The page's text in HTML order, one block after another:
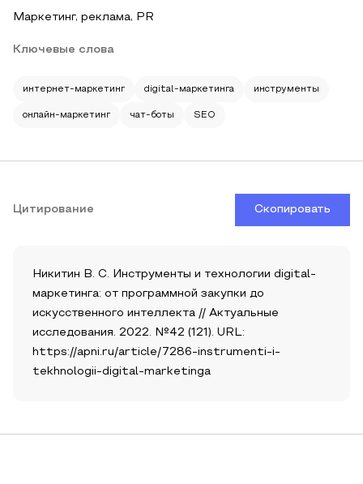
Маркетинг, реклама, PR
Ключевые слова
интернет-маркетинг digital-маркетинга инструменты
онлайн-маркетинг чат-боты SEO
Цитирование Скопировать
Никитин В. С. Инструменты и технологии digital-
маркетинга: от программной закупки до
искусственного интеллекта // Актуальные
исследования. 2022. №42 (121). URL:
https://apni.ru/article/7286-instrumenti-i-
tekhnologii-digital-marketinga